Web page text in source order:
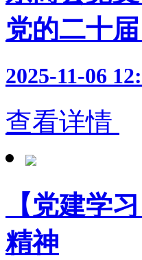
党的二十
2025-11-06
查看详情
【党建学
精神